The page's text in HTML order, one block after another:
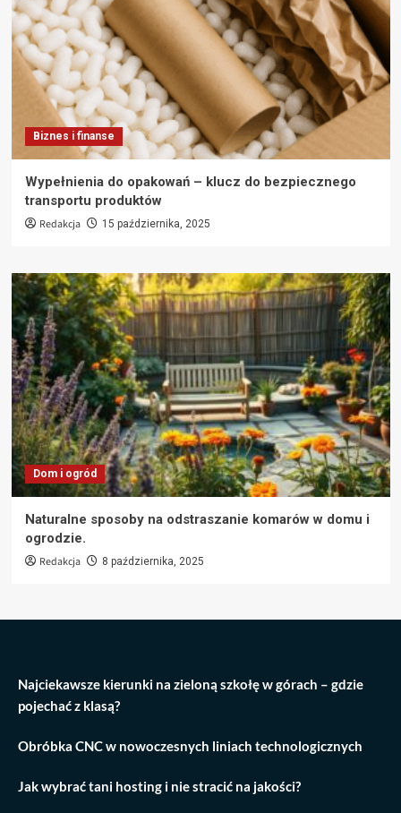
Biznes i finanse
Wypełnienia do opakowań – klucz do bezpiecznego
transportu produktów
Redakcja 15 października, 2025
Dom i ogród
Naturalne sposoby na odstraszanie komarów w domu i
ogrodzie.
Redakcja 8 października, 2025
Najciekawsze kierunki na zieloną szkołę w górach – gdzie
pojechać z klasą?
Obróbka CNC w nowoczesnych liniach technologicznych
Jak wybrać tani hosting i nie stracić na jakości?